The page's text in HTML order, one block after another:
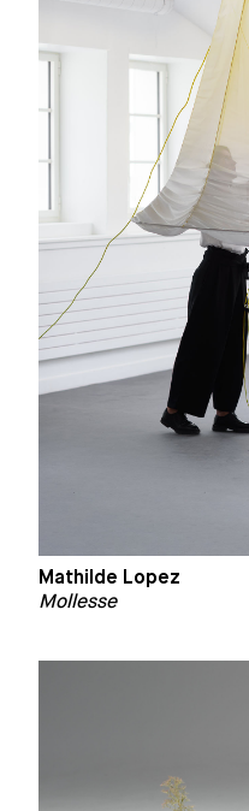
Mathilde Lopez
Mollesse